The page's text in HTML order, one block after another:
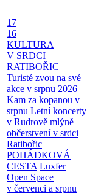
17
16
KULTURA
V SRDCI
RATIBOŘIC
Turisté zvou na své
akce v srpnu 2026
Kam za kopanou v
srpnu Letní koncerty
v Rudrově mlýně –
občerstvení v srdci
Ratibořic
POHÁDKOVÁ
CESTA Luxfer
Open Space
v červenci a srpnu